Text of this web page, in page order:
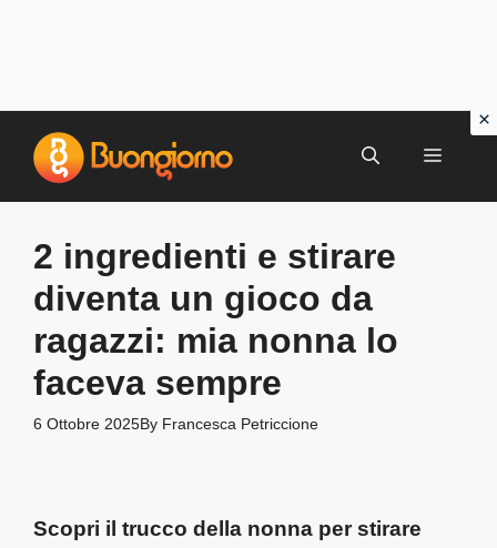
contenuto
MENU
2 ingredienti e stirare
diventa un gioco da
ragazzi: mia nonna lo
faceva sempre
6 Ottobre 2025By Francesca Petriccione
Scopri il trucco della nonna per stirare